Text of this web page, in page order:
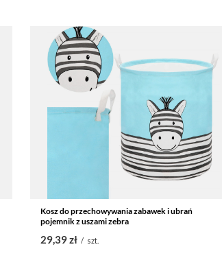
Kosz do przechowywania zabawek i ubrań
pojemnik z uszami zebra
29,39 zł / szt.